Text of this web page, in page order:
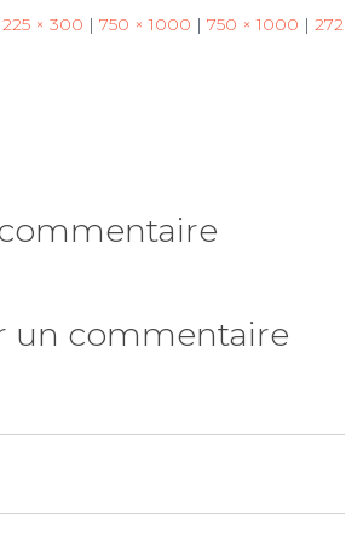
225 × 300 | 750 × 1000 | 750 × 1000 | 272
un commentaire